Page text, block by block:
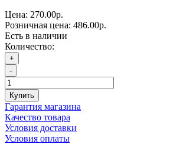
Цена: 270.00р.
Розничная цена: 486.00р.
Есть в наличии
Количество:
+
-
Купить
Гарантия магазина
Качество товара
Условия доставки
Условия оплаты